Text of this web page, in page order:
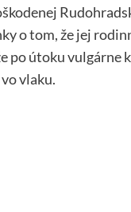
o tom, že jej
po útoku vulgárne
vlaku.